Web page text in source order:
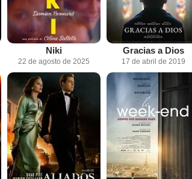
Niki
22 de agosto de 2025
Gracias a Dios
17 de abril de 2019